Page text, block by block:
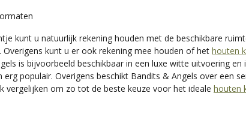
kunt u natuurlijk rekening houden met de beschikbare
kunt u er ook rekening mee houden of het houten
is bijvoorbeeld beschikbaar in een luxe witte uitvoering
populair. Overigens beschikt Bandits & Angels over een
vergelijken om zo tot de beste keuze voor het ideale houten